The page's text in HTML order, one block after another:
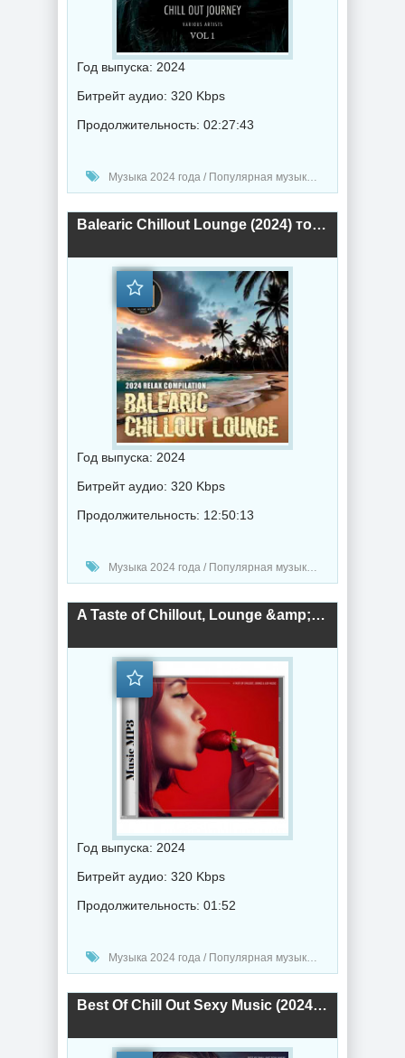
Год выпуска: 2024
Битрейт аудио: 320 Kbps
Продолжительность: 02:27:43
Музыка 2024 года / Популярная музыка / Электронная музыка / Музыка VA / Chillout music
Balearic Chillout Lounge (2024) торрент
Год выпуска: 2024
Битрейт аудио: 320 Kbps
Продолжительность: 12:50:13
Музыка 2024 года / Популярная музыка / Музыка VA / Chillout music
A Taste of Chillout, Lounge &amp; Lofi Music (2024) торрент
Год выпуска: 2024
Битрейт аудио: 320 Kbps
Продолжительность: 01:52
Музыка 2024 года / Популярная музыка / Музыка VA / Chillout music
Best Of Chill Out Sexy Music (2024) торрент